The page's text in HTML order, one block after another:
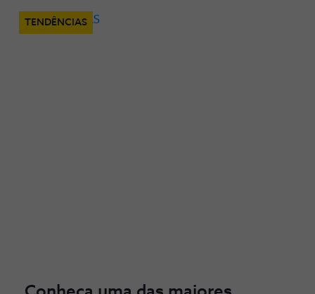
TENDÊNCIAS